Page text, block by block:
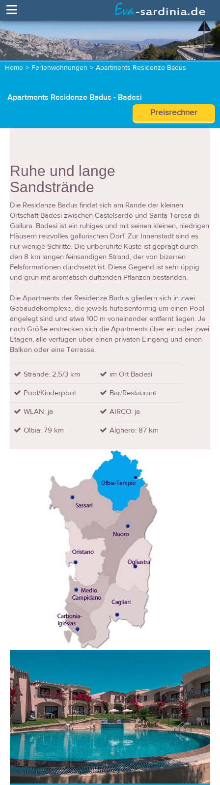
≡
Home > Ferienwohnungen > Apartments Residenze Badus
Apartments Residenze Badus - Badesi
Preisrechner
Ruhe und lange
Sandstrände
Die Residenze Badus findet sich am Rande der kleinen
Ortschaft Badesi zwischen Castelsardo und Santa Teresa di
Gallura. Badesi ist ein ruhiges und mit seinen kleinen, niedrigen
Häusern reizvolles gallurischen Dorf. Zur Innenstadt sind es
nur wenige Schritte. Die unberührte Küste ist geprägt durch
den 8 km langen feinsandigen Strand, der von bizarren
Felsformationen durchsetzt ist. Diese Gegend ist sehr üppig
und grün mit aromatisch duftenden Pflanzen bestanden.
Die Apartments der Residenze Badus gliedern sich in zwei
Gebäudekomplexe, die jeweils hufeisenförmig um einen Pool
angelegt sind und etwa 100 m voneinander entfernt liegen. Je
nach Größe erstrecken sich die Apartments über ein oder zwei
Etagen, alle verfügen über einen privaten Eingang und einen
Balkon oder eine Terrasse.
Strände: 2,5/3 km
im Ort Badesi
Pool/Kinderpool
Bar/Restaurant
WLAN: ja
AIRCO: ja
Olbia: 79 km
Alghero: 87 km